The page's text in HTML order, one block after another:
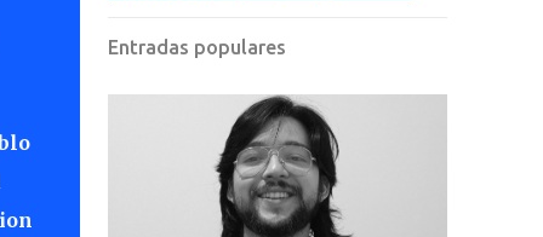
Entradas populares